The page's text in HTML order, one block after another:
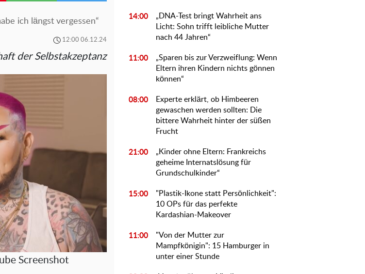
ich längst vergessen“
12:00 06.12.24
der Selbstakzeptanz
Screenshot
14:00
„DNA-Test bringt Wahrheit ans
Licht: Sohn trifft leibliche Mutter
nach 44 Jahren“
11:00
„Sparen bis zur Verzweiflung: Wenn
Eltern ihren Kindern nichts gönnen
können“
08:00
Experte erklärt, ob Himbeeren
gewaschen werden sollten: Die
bittere Wahrheit hinter der süßen
Frucht
21:00
„Kinder ohne Eltern: Frankreichs
geheime Internatslösung für
Grundschulkinder“
15:00
"Plastik-Ikone statt Persönlichkeit":
10 OPs für das perfekte
Kardashian-Makeover
11:00
"Von der Mutter zur
Mampfkönigin": 15 Hamburger in
unter einer Stunde